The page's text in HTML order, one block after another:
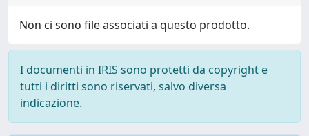
Non ci sono file associati a questo prodotto.
I documenti in IRIS sono protetti da copyright e
tutti i diritti sono riservati, salvo diversa
indicazione.